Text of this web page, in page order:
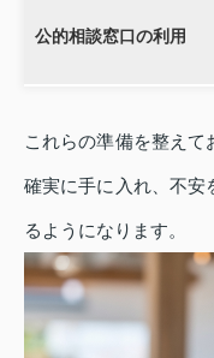
公的相談窓口の利用
これらの準備を整え
確実に手に入れ、不安
るようになります。